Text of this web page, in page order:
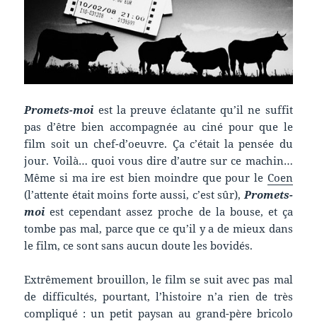
Promets-moi est la preuve éclatante qu’il ne suffit
pas d’être bien accompagnée au ciné pour que le
film soit un chef-d’oeuvre. Ça c’était la pensée du
jour. Voilà… quoi vous dire d’autre sur ce machin…
Même si ma ire est bien moindre que pour le Coen
(l’attente était moins forte aussi, c’est sûr), Promets-
moi est cependant assez proche de la bouse, et ça
tombe pas mal, parce que ce qu’il y a de mieux dans
le film, ce sont sans aucun doute les bovidés.
Extrêmement brouillon, le film se suit avec pas mal
de difficultés, pourtant, l’histoire n’a rien de très
compliqué : un petit paysan au grand-père bricolo